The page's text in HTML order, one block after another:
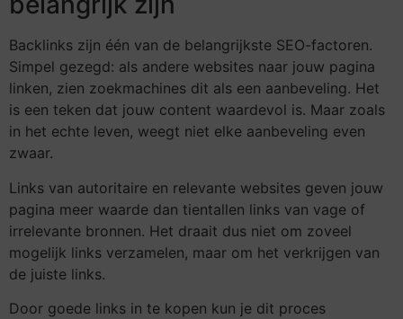
Backlinks zijn één van de belangrijkste SEO-factoren.
Simpel gezegd: als andere websites naar jouw pagina
linken, zien zoekmachines dit als een aanbeveling. Het
is een teken dat jouw content waardevol is. Maar zoals
in het echte leven, weegt niet elke aanbeveling even
zwaar.
Links van autoritaire en relevante websites geven jouw
pagina meer waarde dan tientallen links van vage of
irrelevante bronnen. Het draait dus niet om zoveel
mogelijk links verzamelen, maar om het verkrijgen van
de juiste links.
Door goede links in te kopen kun je dit proces